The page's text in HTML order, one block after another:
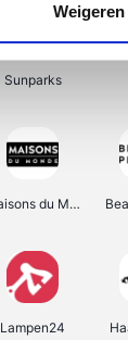
Weigeren
Sunparks
Maisons du Monde
Lampen24